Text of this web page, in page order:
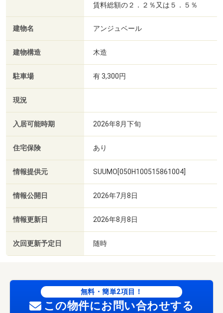
賃料総額の２．２％又は５．５％
建物名 アンジュベール
建物構造 木造
駐車場 有 3,300円
現況
入居可能時期 2026年8月下旬
住宅保険 あり
情報提供元 SUUMO[050H100515861004]
情報公開日 2026年7月8日
情報更新日 2026年8月8日
次回更新予定日 随時
無料・簡単2項目！
この物件にお問い合わせする